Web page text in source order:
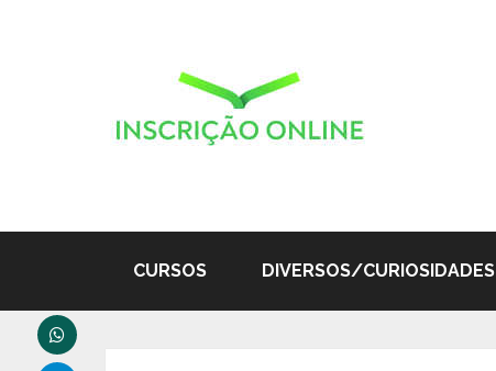
CURSOS DIVERSOS/CURIOSIDADES